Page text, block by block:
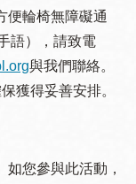
便輪椅無障礙通
語），請致電
與我們聯絡。
獲得妥善安排。
您參與此活動，